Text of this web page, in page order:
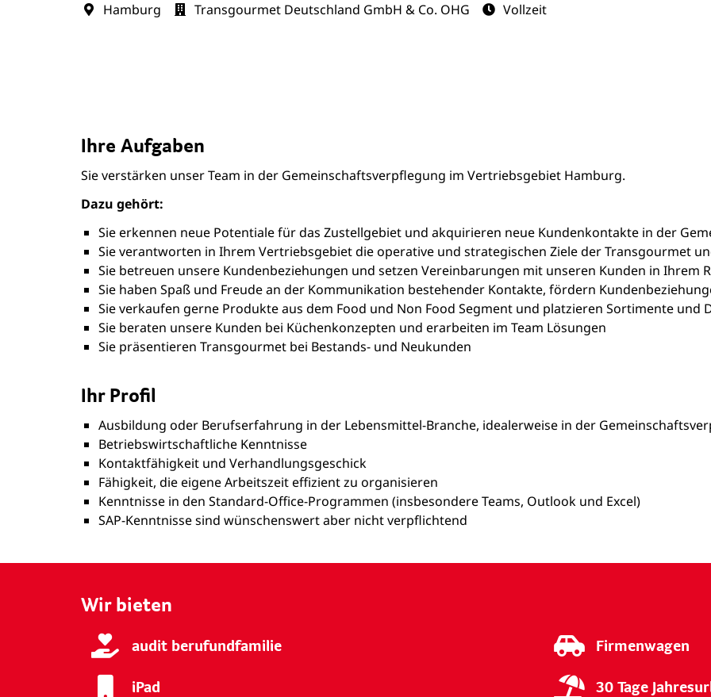
Hamburg Transgourmet Deutschland GmbH & Co. OHG Vollzeit
Ihre Aufgaben
Sie verstärken unser Team in der Gemeinschaftsverpflegung im Vertriebsgebiet Hamburg.
Dazu gehört:
Sie erkennen neue Potentiale für das Zustellgebiet und akquirieren neue Kundenkontakte in der
Sie verantworten in Ihrem Vertriebsgebiet die operative und strategischen Ziele der Transgourmet
Sie betreuen unsere Kundenbeziehungen und setzen Vereinbarungen mit unseren Kunden in Ihrem
Sie haben Spaß und Freude an der Kommunikation bestehender Kontakte, fördern
Sie verkaufen gerne Produkte aus dem Food und Non Food Segment und platzieren Sortimente und
Sie beraten unsere Kunden bei Küchenkonzepten und erarbeiten im Team Lösungen
Sie präsentieren Transgourmet bei Bestands- und Neukunden
Ihr Profil
Ausbildung oder Berufserfahrung in der Lebensmittel-Branche, idealerweise in der
Betriebswirtschaftliche Kenntnisse
Kontaktfähigkeit und Verhandlungsgeschick
Fähigkeit, die eigene Arbeitszeit effizient zu organisieren
Kenntnisse in den Standard-Office-Programmen (insbesondere Teams, Outlook und Excel)
SAP-Kenntnisse sind wünschenswert aber nicht verpflichtend
Wir bieten
audit berufundfamilie Firmenwagen
iPad 30 Tage